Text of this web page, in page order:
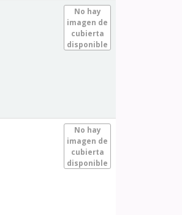
No hay
imagen de
cubierta
disponible
No hay
imagen de
cubierta
disponible